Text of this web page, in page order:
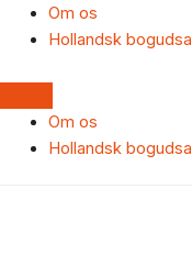
Om os
Hollandsk
Om os
Hollandsk